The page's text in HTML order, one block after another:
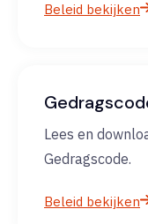
Beleid bekijken
Lees en
Gedragscode.
Beleid bekijken